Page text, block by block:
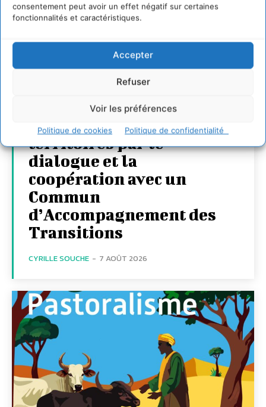
consentement peut avoir un effet négatif sur certaines
fonctionnalités et caractéristiques.
Accepter
Refuser
Voir les préférences
Politique de cookies Politique de confidentialité
Transformer les
territoires par le
dialogue et la
coopération avec un
Commun
d’Accompagnement des
Transitions
CYRILLE SOUCHE - 7 AOÛT 2026